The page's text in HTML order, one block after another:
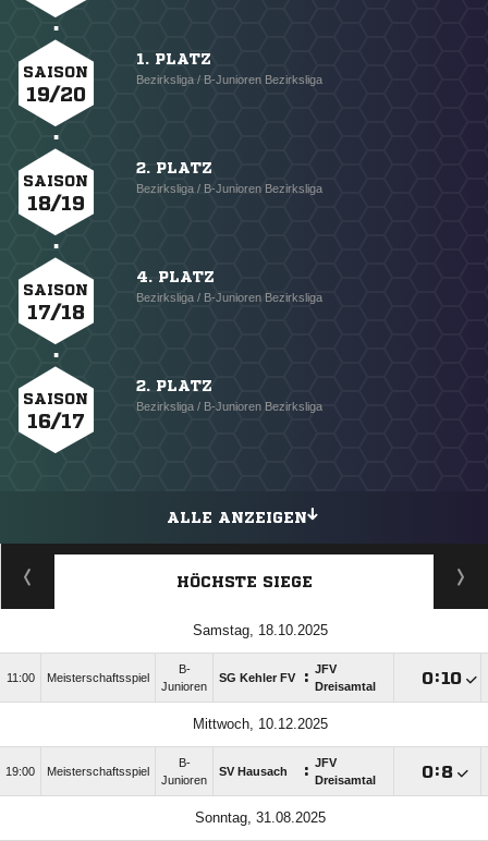
SAISON
19/20
1. PLATZ
Bezirksliga / B-Junioren Bezirksliga
SAISON
18/19
2. PLATZ
Bezirksliga / B-Junioren Bezirksliga
SAISON
17/18
4. PLATZ
Bezirksliga / B-Junioren Bezirksliga
SAISON
16/17
2. PLATZ
Bezirksliga / B-Junioren Bezirksliga
ALLE ANZEIGEN
HÖCHSTE SIEGE
Samstag, 18.10.2025
11:00 Meisterschaftsspiel
B-
Junioren
SG Kehler FV : JFV
Dreisamtal
:
Mittwoch, 10.12.2025
19:00 Meisterschaftsspiel
B-
Junioren
SV Hausach : JFV
Dreisamtal
:
Sonntag, 31.08.2025